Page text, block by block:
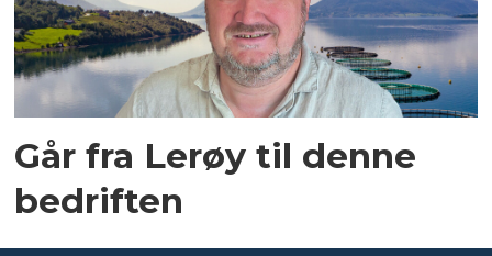
Går fra Lerøy til denne
bedriften